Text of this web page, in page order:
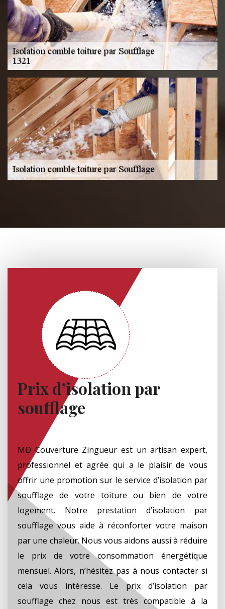
Prix d’isolation par
soufflage
MD Couverture Zingueur est un artisan expert,
professionnel et agrée qui a le plaisir de vous
offrir une promotion sur le service d’isolation par
soufflage de votre toiture ou bien de votre
logement. Notre prestation d’isolation par
soufflage vous aide à réconforter votre maison
par une chaleur. Nous vous aidons aussi à réduire
le prix de votre consommation énergétique
mensuel. Alors, n’hésitez pas à nous contacter si
cela vous intéresse. Le prix d’isolation par
soufflage chez nous est très compatible à la